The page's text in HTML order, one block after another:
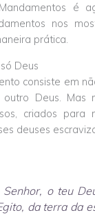
é
nos
prática.
Deus
consiste em
Deus. Mas
criados para
deuses
Senhor, o teu
da terra da